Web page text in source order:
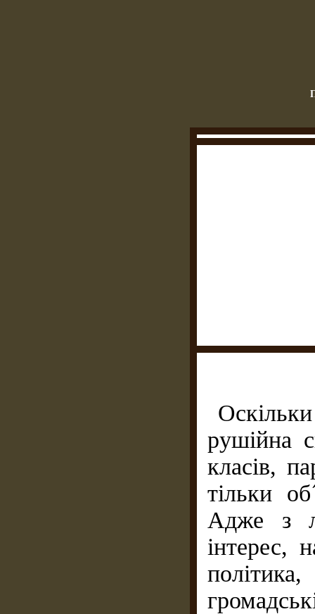
рушійна
класів,
тільки
Адже з
інтерес,